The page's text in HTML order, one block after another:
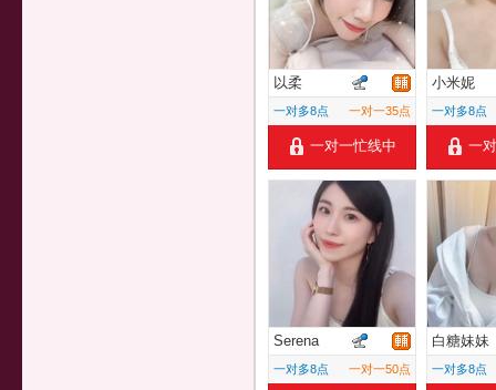
以柔
一对多8点 一对一35点
一对一忙线中
小米妮
一对多8点
一
Serena
一对多8点 一对一50点
白糖妹妹
一对多8点